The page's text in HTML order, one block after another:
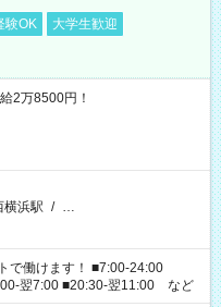
験OK
大学生歓迎
2万8500円！
横浜駅 / …
で働けます！ ■7:00-24:00
翌7:00 ■20:30-翌11:00 など